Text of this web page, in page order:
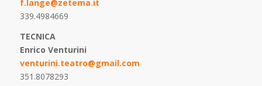
f.lange@zetema.it
339.4984669
TECNICA
Enrico Venturini
venturini.teatro@gmail.com
351.8078293